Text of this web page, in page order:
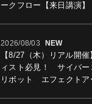
ークフロー【来日講演】
2026/08/03 NEW
【8/27（木）リアル開
ィスト必見！ サイバー
リボット エフェクトア